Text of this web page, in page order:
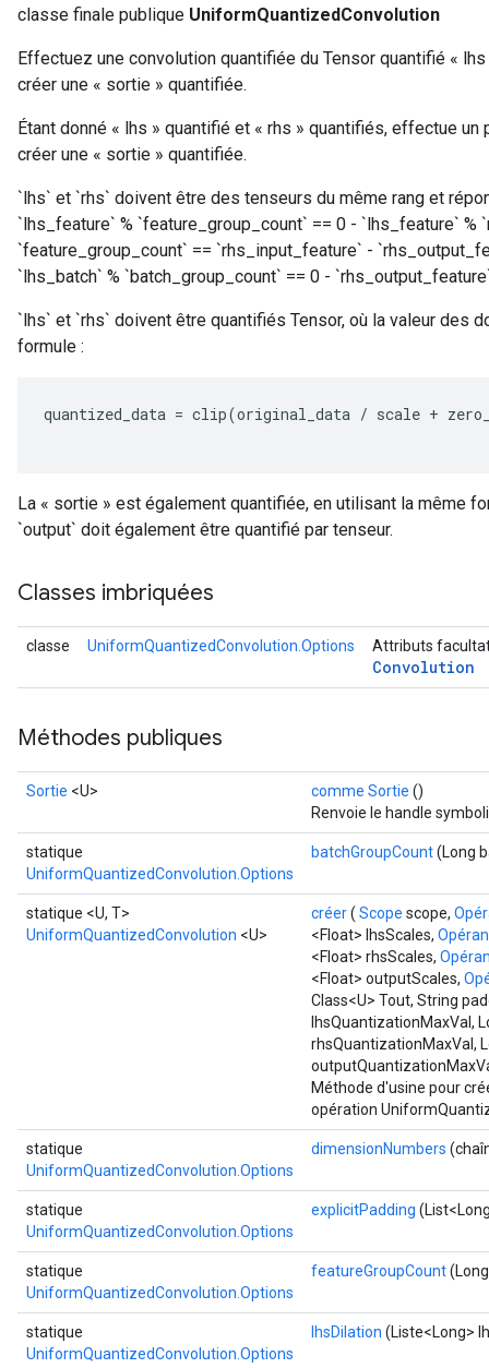
classe finale publique UniformQuantizedConvolution
Effectuez une convolution quantifiée du Tensor quantifié «
créer une « sortie » quantifiée.
Étant donné « lhs » quantifié et « rhs » quantifiés, effectue
créer une « sortie » quantifiée.
`lhs` et `rhs` doivent être des tenseurs du même rang et
`lhs_feature` % `feature_group_count` == 0 - `lhs_feature`
`feature_group_count` == `rhs_input_feature` -
`lhs_batch` % `batch_group_count` == 0 -
`lhs` et `rhs` doivent être quantifiés Tensor, où la valeur des
formule :
quantized_data = clip(original_data / scale +
La « sortie » est également quantifiée, en utilisant la même
`output` doit également être quantifié par tenseur.
Classes imbriquées
classe UniformQuantizedConvolution.Options Attributs
Convolution
Méthodes publiques
Sortie <U> comme Sortie ()
Renvoie le handle
statique
UniformQuantizedConvolution.Options
batchGroupCount(Long
statique <U, T>
UniformQuantizedConvolution <U>
créer( Scope scope,
<Float> lhsScales,
<Float> rhsScales,
<Float> outputScales,
Class<U> Tout, String
lhsQuantizationMaxVal,
rhsQuantizationMaxVal,
Méthode d'usine pour
opération
statique
UniformQuantizedConvolution.Options
dimensionNumbers
statique
UniformQuantizedConvolution.Options
explicitPadding
statique
UniformQuantizedConvolution.Options
featureGroupCount
statique
UniformQuantizedConvolution.Options
lhsDilation (Liste<Long>